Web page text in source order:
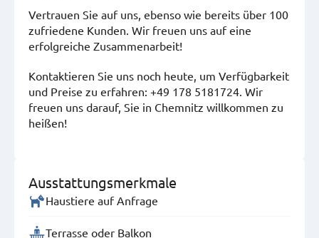
Vertrauen Sie auf uns, ebenso wie bereits über 100
zufriedene Kunden. Wir freuen uns auf eine
erfolgreiche Zusammenarbeit!
Kontaktieren Sie uns noch heute, um Verfügbarkeit
und Preise zu erfahren: +49 178 5181724. Wir
freuen uns darauf, Sie in Chemnitz willkommen zu
heißen!
Ausstattungsmerkmale
Haustiere auf Anfrage
Terrasse oder Balkon